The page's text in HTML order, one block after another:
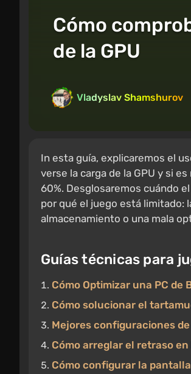
Cómo
de la GPU
Vladyslav Shamshurov
In esta guía, explicaremos el
verse la carga de la GPU y si
60%. Desglosaremos cuándo
por qué el juego está limitado:
almacenamiento o una mala
Guías técnicas para
Cómo Optimizar una PC de
Cómo solucionar el
Mejores configuraciones
Cómo arreglar el retraso
Cómo configurar la